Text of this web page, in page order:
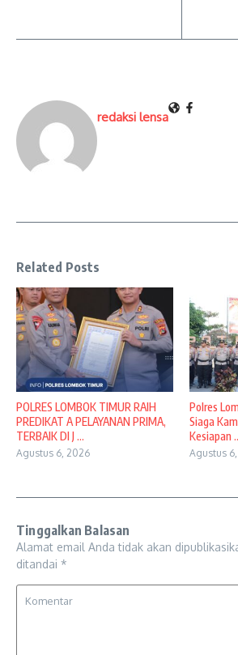
redaksi lensa
Related Posts
POLRES LOMBOK TIMUR RAIH
PREDIKAT A PELAYANAN PRIMA,
TERBAIK DI J ...
Agustus 6, 2026
Polres
Siaga
Kesiapan
Agustus
Tinggalkan Balasan
Alamat email Anda tidak akan
ditandai *